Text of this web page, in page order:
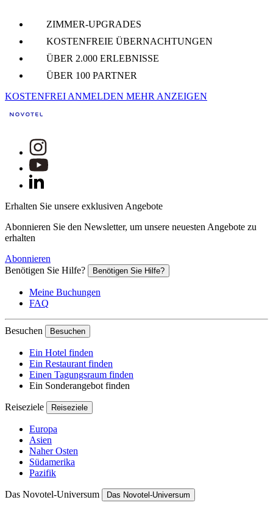
ZIMMER-UPGRADES
KOSTENFREIE ÜBERNACHTUNGEN
ÜBER 2.000 ERLEBNISSE
ÜBER 100 PARTNER
KOSTENFREI ANMELDEN MEHR ANZEIGEN
Erhalten Sie unsere exklusiven Angebote
Abonnieren Sie den Newsletter, um unsere neuesten Angebote zu
erhalten
Abonnieren
Benötigen Sie Hilfe?
Benötigen Sie Hilfe?
Meine Buchungen
FAQ
Besuchen Besuchen
Ein Hotel finden
Ein Restaurant finden
Einen Tagungsraum finden
Ein Sonderangebot finden
Reiseziele Reiseziele
Europa
Asien
Naher Osten
Südamerika
Pazifik
Das Novotel-Universum Das Novotel-Universum